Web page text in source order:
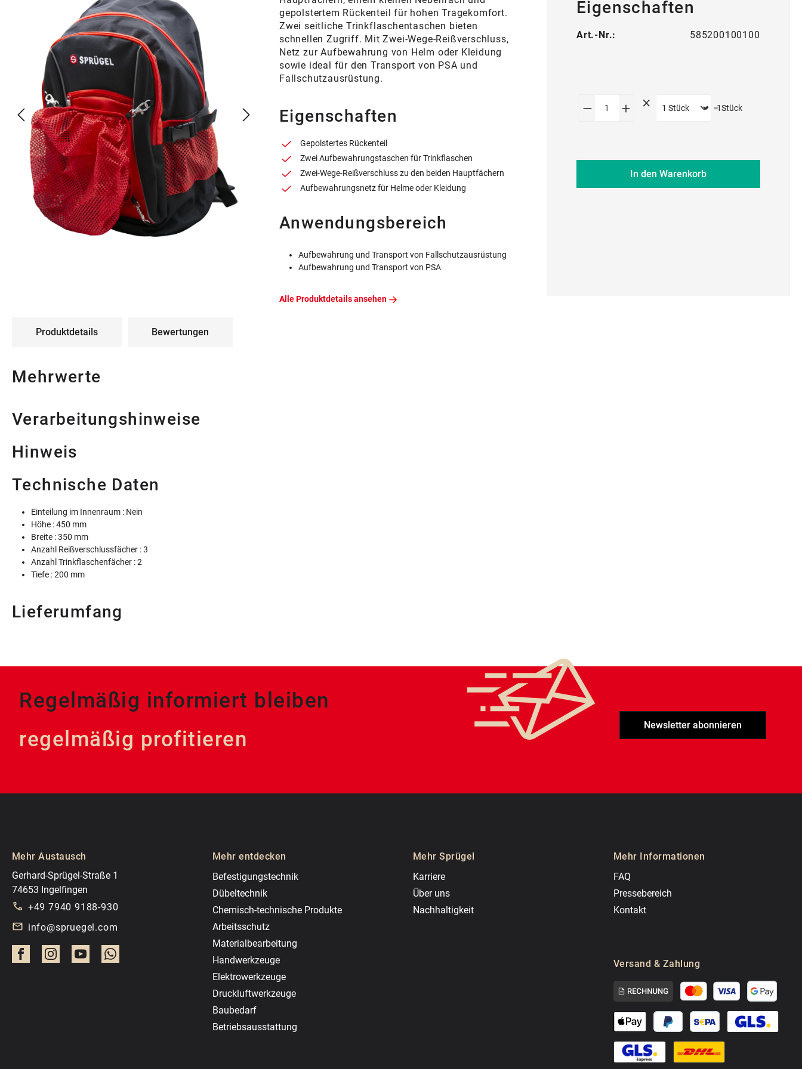
Eigenschaften
Art.-Nr.: 585200100100
Produkt Anzahl: Gib den
=1Stück
In den Warenkorb
gepolstertem Rückenteil für hohen Tragekomfort.
Zwei seitliche Trinkflaschentaschen bieten
schnellen Zugriff. Mit Zwei-Wege-Reißverschluss,
Netz zur Aufbewahrung von Helm oder Kleidung
sowie ideal für den Transport von PSA und
Fallschutzausrüstung.
Eigenschaften
Gepolstertes Rückenteil
Zwei Aufbewahrungstaschen für Trinkflaschen
Zwei-Wege-Reißverschluss zu den beiden Hauptfächern
Aufbewahrungsnetz für Helme oder Kleidung
Anwendungsbereich
Aufbewahrung und Transport von Fallschutzausrüstung
Aufbewahrung und Transport von PSA
Alle Produktdetails ansehen
Produktdetails Bewertungen
Mehrwerte
Verarbeitungshinweise
Hinweis
Technische Daten
Einteilung im Innenraum : Nein
Höhe : 450 mm
Breite : 350 mm
Anzahl Reißverschlussfächer : 3
Anzahl Trinkflaschenfächer : 2
Tiefe : 200 mm
Lieferumfang
Regelmäßig informiert bleiben
regelmäßig profitieren
Newsletter abonnieren
Mehr Austausch
Gerhard-Sprügel-Straße 1
74653 Ingelfingen
+49 7940 9188-930
info@spruegel.com
Mehr entdecken
Befestigungstechnik
Dübeltechnik
Chemisch-technische Produkte
Arbeitsschutz
Materialbearbeitung
Handwerkzeuge
Elektrowerkzeuge
Druckluftwerkzeuge
Baubedarf
Betriebsausstattung
Mehr Sprügel
Karriere
Über uns
Nachhaltigkeit
Mehr Informationen
FAQ
Pressebereich
Kontakt
Versand & Zahlung